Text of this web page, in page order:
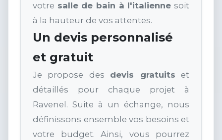
votre salle de bain à l'italienne soit
à la hauteur de vos attentes.
Un devis personnalisé
et gratuit
Je propose des devis gratuits et
détaillés pour chaque projet à
Ravenel. Suite à un échange, nous
définissons ensemble vos besoins et
votre budget. Ainsi, vous pourrez